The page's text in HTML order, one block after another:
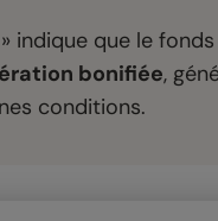
» indique que le
bonifiée,
conditions.